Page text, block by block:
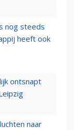
nog steeds
heeft ook
ontsnapt
naar